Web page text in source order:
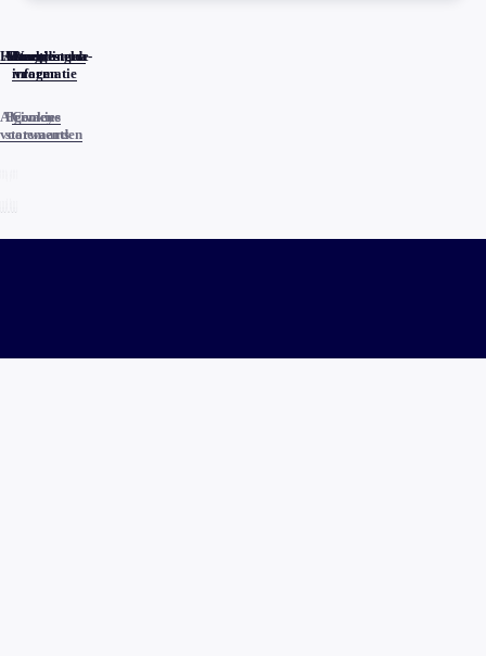
Home
Actueel
Uitzendingen
Reacties
Programma-
informatie
Veelgestelde
vragen
Algemene
voorwaarden
Privacy
statements
Cookies